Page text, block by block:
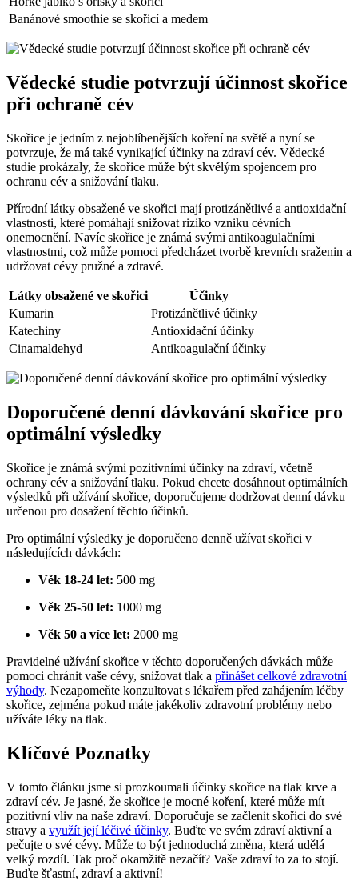
Banánové smoothie se skořicí a medem
Vědecké studie potvrzují účinnost skořice
při ochraně cév
Skořice je jedním z nejoblíbenějších koření na světě a nyní se
potvrzuje, že má také vynikající účinky na zdraví cév. Vědecké
studie prokázaly, že skořice může být skvělým spojencem pro
ochranu cév a snižování tlaku.
Přírodní látky obsažené ve skořici mají protizánětlivé a antioxidační
vlastnosti, které pomáhají snižovat riziko vzniku cévních
onemocnění. Navíc skořice je známá svými antikoagulačními
vlastnostmi, což může pomoci předcházet tvorbě krevních sraženin a
udržovat cévy pružné a zdravé.
Látky obsažené ve skořici
Účinky
Kumarin
Protizánětlivé účinky
Katechiny
Antioxidační účinky
Cinamaldehyd
Antikoagulační účinky
Doporučené denní dávkování skořice pro
optimální výsledky
Skořice je známá svými pozitivními účinky na zdraví, včetně
ochrany cév a snižování tlaku. Pokud chcete dosáhnout optimálních
výsledků při užívání skořice, doporučujeme dodržovat denní dávku
určenou pro dosažení těchto účinků.
Pro optimální výsledky je doporučeno denně užívat skořici v
následujících dávkách:
Věk 18-24 let: 500 mg
Věk 25-50 let: 1000 mg
Věk 50 a více let: 2000 mg
Pravidelné užívání skořice v těchto doporučených dávkách může
pomoci chránit vaše cévy, snižovat tlak a přinášet celkové zdravotní
výhody. Nezapomeňte konzultovat s lékařem před zahájením léčby
skořice, zejména pokud máte jakékoliv zdravotní problémy nebo
užíváte léky na tlak.
Klíčové Poznatky
V tomto článku jsme si prozkoumali účinky skořice na tlak krve a
zdraví cév. Je jasné, že skořice je mocné koření, které může mít
pozitivní vliv na naše zdraví. Doporučuje se začlenit skořici do své
stravy a využít její léčivé účinky. Buďte ve svém zdraví aktivní a
pečujte o své cévy. Může to být jednoduchá změna, která udělá
velký rozdíl. Tak proč okamžitě nezačít? Vaše zdraví to za to stojí.
Buďte šťastní, zdraví a aktivní!